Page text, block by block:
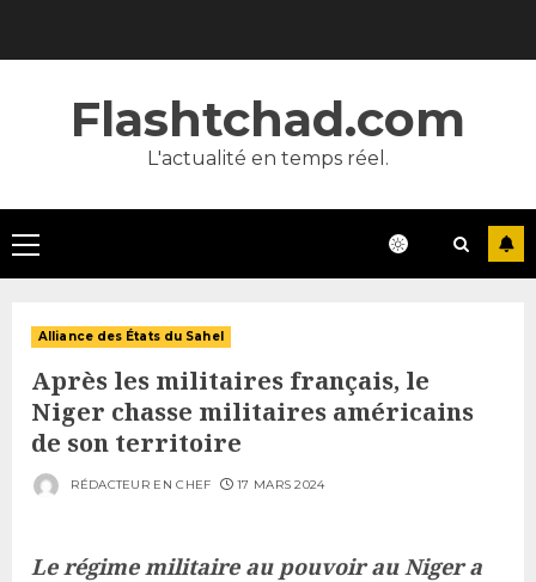
Flashtchad.com
L'actualité en temps réel.
Primary
Menu
Alliance des États du Sahel
Après les militaires français, le
Niger chasse militaires américains
de son territoire
RÉDACTEUR EN CHEF 17 MARS 2024
Le régime militaire au pouvoir au Niger a